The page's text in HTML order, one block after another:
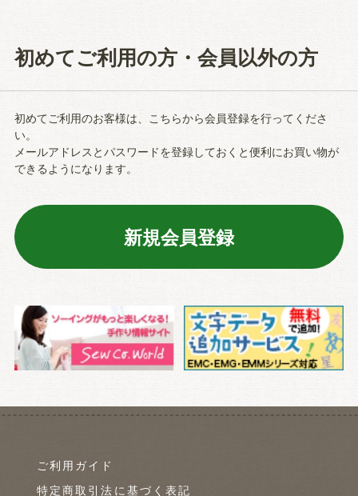
初めてご利用の方・会員以外の方
初めてご利用のお客様は、こちらから会員登録を行ってくださ
い。
メールアドレスとパスワードを登録しておくと便利にお買い物が
できるようになります。
ご利用ガイド
特定商取引法に基づく表記